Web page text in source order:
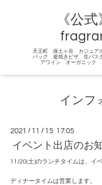
《公
天王町 保土ヶ谷 カジュア
パック 釜焼きピザ 生パ
アワイン オーガニッ
インフ
2021 / 11 / 15 17:05
イベント出店のお
11/20(土)のランチタイムは、イ
ディナータイムは営業します。